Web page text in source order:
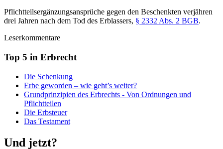
Pflichtteilsergänzungsansprüche gegen den Beschenkten verjähren
drei Jahren nach dem Tod des Erblassers, § 2332 Abs. 2 BGB.
Leserkommentare
Top 5 in Erbrecht
Die Schenkung
Erbe geworden – wie geht’s weiter?
Grundprinzipien des Erbrechts - Von Ordnungen und
Pflichtteilen
Die Erbsteuer
Das Testament
Und jetzt?